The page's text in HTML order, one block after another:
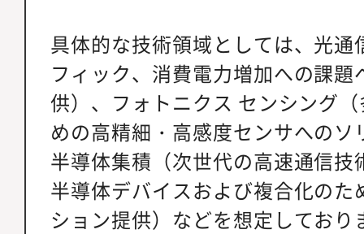
具体的な技術領域としては、光
フィック、消費電力増加への課
供）、フォトニクス センシング
めの高精細・高感度センサへの
半導体集積（次世代の高速通信
半導体デバイスおよび複合化の
ション提供）などを想定しており